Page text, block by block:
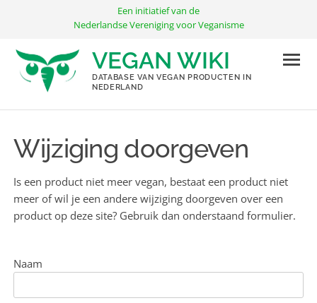
inhoud
Een initiatief van de
Nederlandse Vereniging voor Veganisme
VEGAN WIKI
DATABASE VAN VEGAN PRODUCTEN IN
NEDERLAND
Wijziging doorgeven
Is een product niet meer vegan, bestaat een product niet
meer of wil je een andere wijziging doorgeven over een
product op deze site? Gebruik dan onderstaand formulier.
Naam